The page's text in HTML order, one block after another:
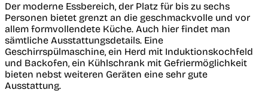
Der moderne Essbereich, der Platz für bis zu sechs
Personen bietet grenzt an die geschmackvolle und vor
allem formvollendete Küche. Auch hier findet man
sämtliche Ausstattungsdetails. Eine
Geschirrspülmaschine, ein Herd mit Induktionskochfeld
und Backofen, ein Kühlschrank mit Gefriermöglichkeit
bieten nebst weiteren Geräten eine sehr gute
Ausstattung.